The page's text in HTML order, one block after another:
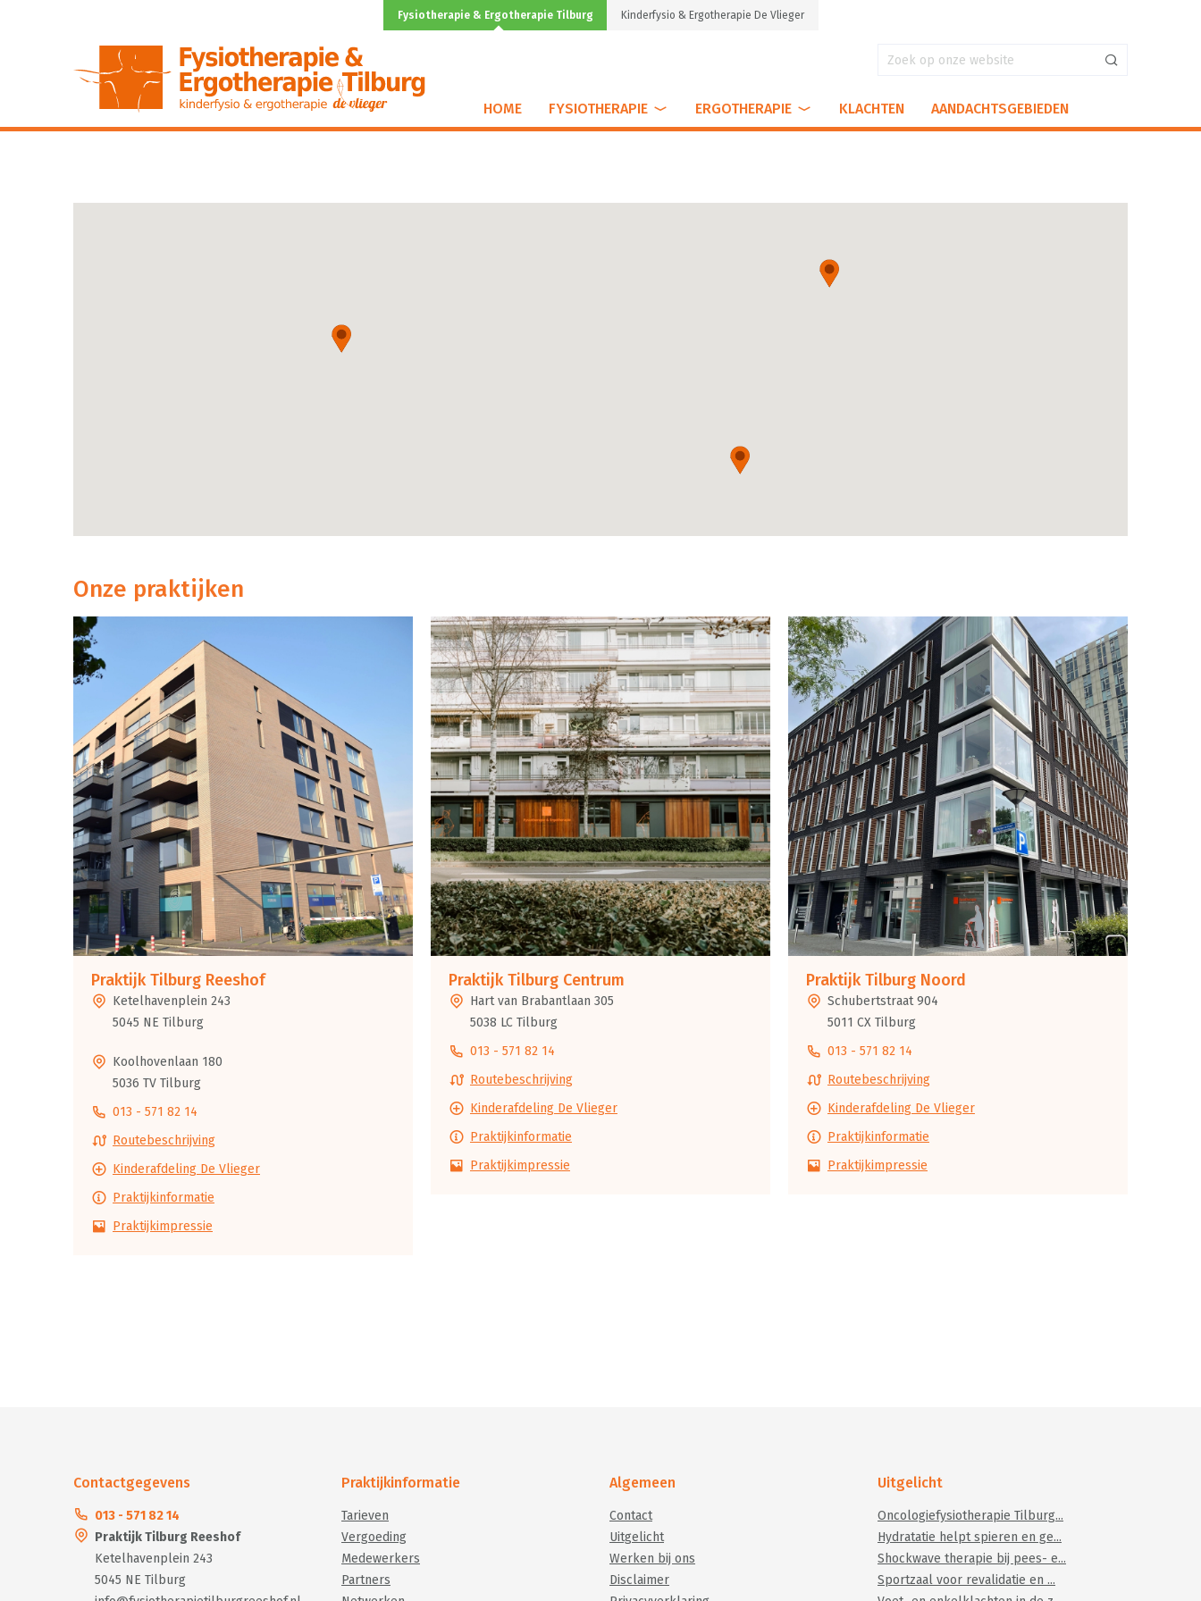
Fysiotherapie & Ergotherapie Tilburg Kinderfysio & Ergotherapie De Vlieger
HOME FYSIOTHERAPIE ERGOTHERAPIE KLACHTEN AANDACHTSGEBIEDEN
Onze praktijken
Praktijk Tilburg Reeshof
Ketelhavenplein 243
5045 NE Tilburg
Koolhovenlaan 180
5036 TV Tilburg
013 - 571 82 14
Routebeschrijving
Kinderafdeling De Vlieger
Praktijkinformatie
Praktijkimpressie
Praktijk Tilburg Centrum
Hart van Brabantlaan 305
5038 LC Tilburg
013 - 571 82 14
Routebeschrijving
Kinderafdeling De Vlieger
Praktijkinformatie
Praktijkimpressie
Praktijk Tilburg Noord
Schubertstraat 904
5011 CX Tilburg
013 - 571 82 14
Routebeschrijving
Kinderafdeling De Vlieger
Praktijkinformatie
Praktijkimpressie
Contactgegevens
013 - 571 82 14
Praktijk Tilburg Reeshof
Ketelhavenplein 243
5045 NE Tilburg
Praktijkinformatie
Tarieven
Vergoeding
Medewerkers
Partners
Algemeen
Contact
Uitgelicht
Werken bij ons
Disclaimer
Uitgelicht
Oncologiefysiotherapie Tilburg...
Hydratatie helpt spieren en ge...
Shockwave therapie bij pees- e...
Sportzaal voor revalidatie en ...